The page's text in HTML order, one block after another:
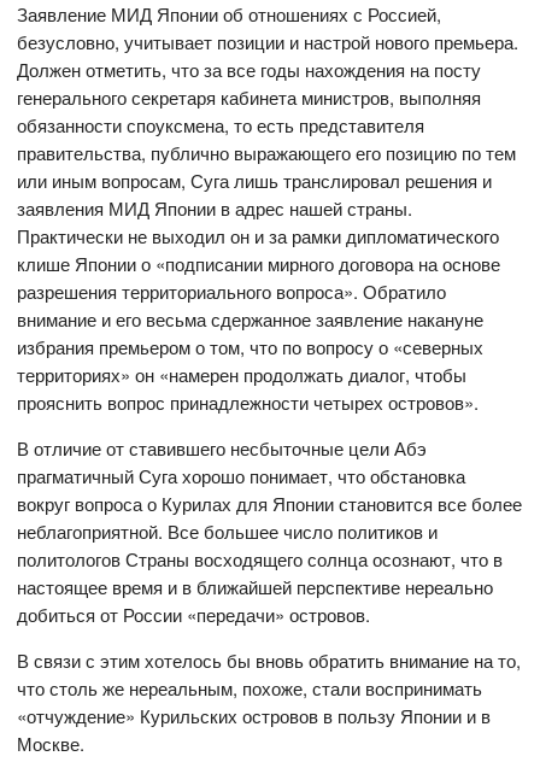
Заявление МИД Японии об отношениях с Россией,
безусловно, учитывает позиции и настрой нового премьера.
Должен отметить, что за все годы нахождения на посту
генерального секретаря кабинета министров, выполняя
обязанности споуксмена, то есть представителя
правительства, публично выражающего его позицию по тем
или иным вопросам, Суга лишь транслировал решения и
заявления МИД Японии в адрес нашей страны.
Практически не выходил он и за рамки дипломатического
клише Японии о «подписании мирного договора на основе
разрешения территориального вопроса». Обратило
внимание и его весьма сдержанное заявление накануне
избрания премьером о том, что по вопросу о «северных
территориях» он «намерен продолжать диалог, чтобы
прояснить вопрос принадлежности четырех островов».
В отличие от ставившего несбыточные цели Абэ
прагматичный Суга хорошо понимает, что обстановка
вокруг вопроса о Курилах для Японии становится все более
неблагоприятной. Все большее число политиков и
политологов Страны восходящего солнца осознают, что в
настоящее время и в ближайшей перспективе нереально
добиться от России «передачи» островов.
В связи с этим хотелось бы вновь обратить внимание на то,
что столь же нереальным, похоже, стали воспринимать
«отчуждение» Курильских островов в пользу Японии и в
Москве.